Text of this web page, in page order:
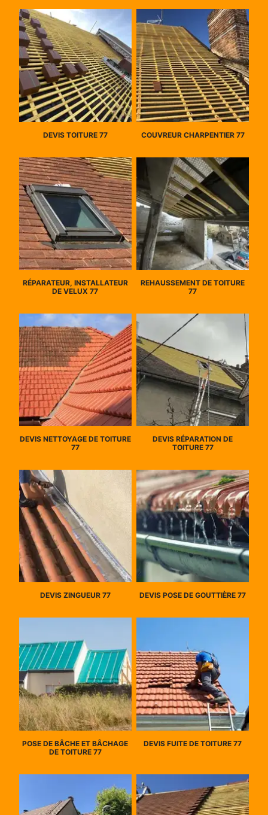
DEVIS TOITURE 77 COUVREUR CHARPENTIER 77
RÉPARATEUR, INSTALLATEUR
DE VELUX 77
REHAUSSEMENT DE TOITURE
77
DEVIS NETTOYAGE DE TOITURE
77
DEVIS RÉPARATION DE
TOITURE 77
DEVIS ZINGUEUR 77 DEVIS POSE DE GOUTTIÈRE 77
POSE DE BÂCHE ET BÂCHAGE
DE TOITURE 77
DEVIS FUITE DE TOITURE 77